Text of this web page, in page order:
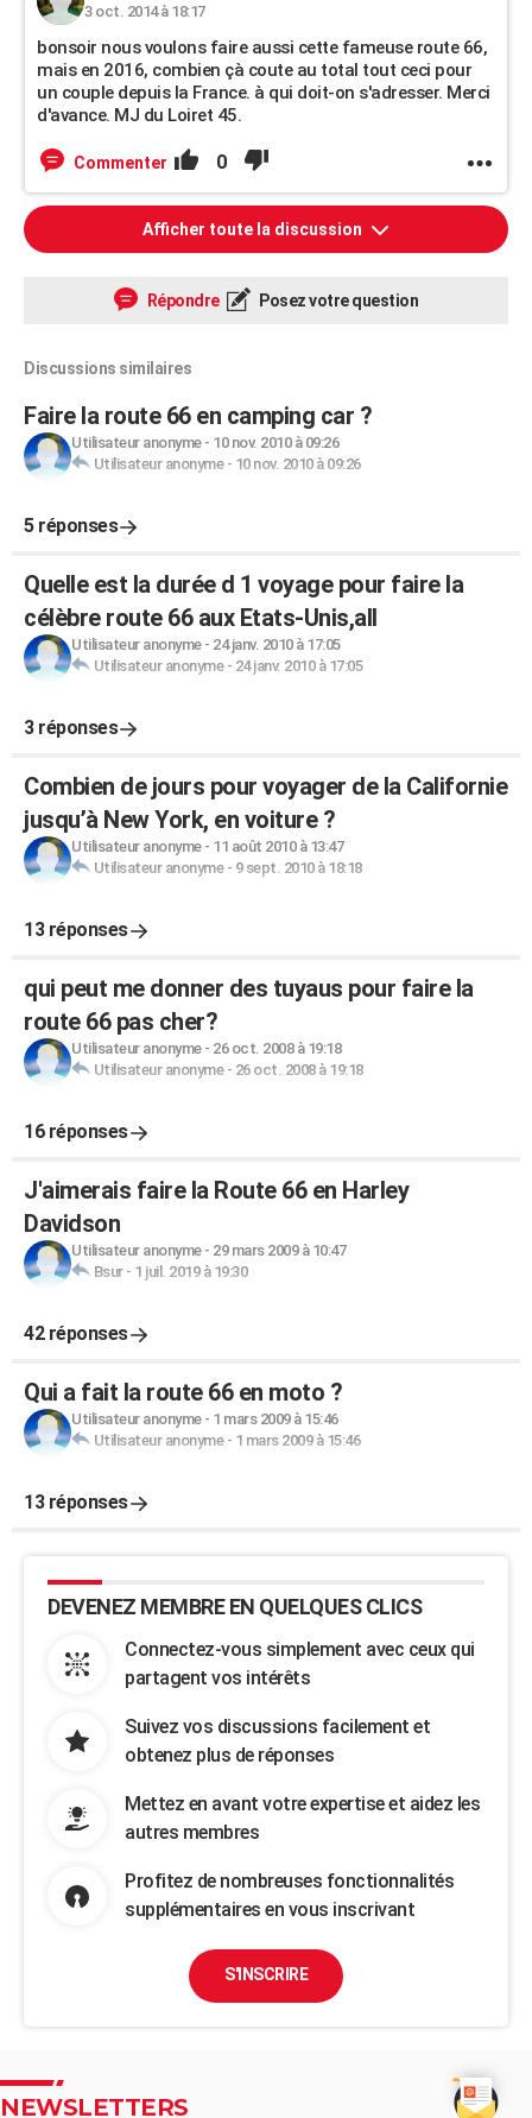
3 oct. 2014 à 18:17
bonsoir nous voulons faire aussi cette fameuse route 66,
mais en 2016, combien çà coute au total tout ceci pour
un couple depuis la France. à qui doit-on s'adresser. Merci
d'avance. MJ du Loiret 45.
Commenter 0
Afficher toute la discussion
Répondre Posez votre question
Discussions similaires
Faire la route 66 en camping car ?
Utilisateur anonyme- 10 nov. 2010 à 09:26
Utilisateur anonyme- 10 nov. 2010 à 09:26
5 réponses
Quelle est la durée d 1 voyage pour faire la
célèbre route 66 aux Etats-Unis,all
Utilisateur anonyme- 24 janv. 2010 à 17:05
Utilisateur anonyme- 24 janv. 2010 à 17:05
3 réponses
Combien de jours pour voyager de la Californie
jusqu’à New York, en voiture ?
Utilisateur anonyme- 11 août 2010 à 13:47
Utilisateur anonyme- 9 sept. 2010 à 18:18
13 réponses
qui peut me donner des tuyaus pour faire la
route 66 pas cher?
Utilisateur anonyme- 26 oct. 2008 à 19:18
Utilisateur anonyme- 26 oct. 2008 à 19:18
16 réponses
J'aimerais faire la Route 66 en Harley
Davidson
Utilisateur anonyme- 29 mars 2009 à 10:47
Bsur- 1 juil. 2019 à 19:30
42 réponses
Qui a fait la route 66 en moto ?
Utilisateur anonyme- 1 mars 2009 à 15:46
Utilisateur anonyme- 1 mars 2009 à 15:46
13 réponses
DEVENEZ MEMBRE EN QUELQUES CLICS
Connectez-vous simplement avec ceux qui
partagent vos intérêts
Suivez vos discussions facilement et
obtenez plus de réponses
Mettez en avant votre expertise et aidez les
autres membres
Profitez de nombreuses fonctionnalités
supplémentaires en vous inscrivant
S'INSCRIRE
NEWSLETTERS